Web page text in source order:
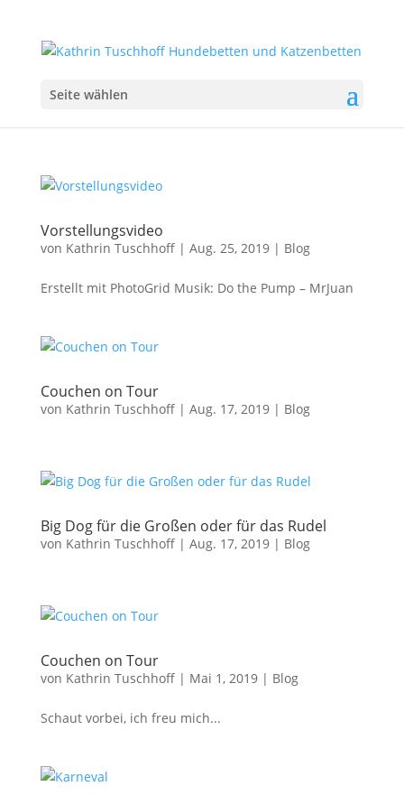
Seite wählen
Vorstellungsvideo
von Kathrin Tuschhoff| Aug. 25, 2019| Blog
Erstellt mit PhotoGrid Musik: Do the Pump – MrJuan
Couchen on Tour
von Kathrin Tuschhoff| Aug. 17, 2019| Blog
Big Dog für die Großen oder für das Rudel
von Kathrin Tuschhoff| Aug. 17, 2019| Blog
Couchen on Tour
von Kathrin Tuschhoff| Mai 1, 2019| Blog
Schaut vorbei, ich freu mich...